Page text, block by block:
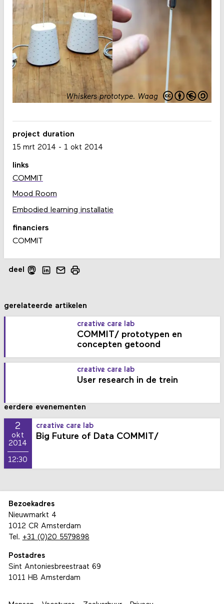
Whiskers prototype. Waag
deel
project duration
15 mrt 2014 - 1 okt 2014
links
COMMIT
Mood Room
Embodied learning installatie
financiers
COMMIT
gerelateerde artikelen
creative care lab
COMMIT/ prototypen en
concepten getoond
creative care lab
User research in de trein
eerdere evenementen
2
okt
2014
12:30
creative care lab
Big Future of Data COMMIT/
Bezoekadres
Nieuwmarkt 4
1012 CR Amsterdam
Tel. +31 (0)20 5579898
Postadres
Sint Antoniesbreestraat 69
1011 HB Amsterdam